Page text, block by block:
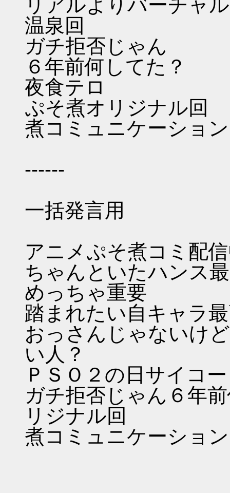
リアルよりバーチャル
温泉回
ガチ拒否じゃん
６年前何してた？
夜食テロ
ぷそ煮オリジナル回
煮コミュニケーション
------
一括発言用
アニメぷそ煮コミ配
ちゃんといたハンス
めっちゃ重要
踏まれたい自キャラ
おっさんじゃないけ
い人？
ＰＳＯ２の日サイコ
ガチ拒否じゃん６年
リジナル回
煮コミュニケーション